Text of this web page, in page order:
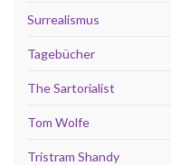
Surrealismus
Tagebücher
The Sartorialist
Tom Wolfe
Tristram Shandy